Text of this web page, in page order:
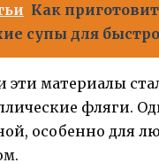
Как
супы для
эти материалы
фляги.
особенно